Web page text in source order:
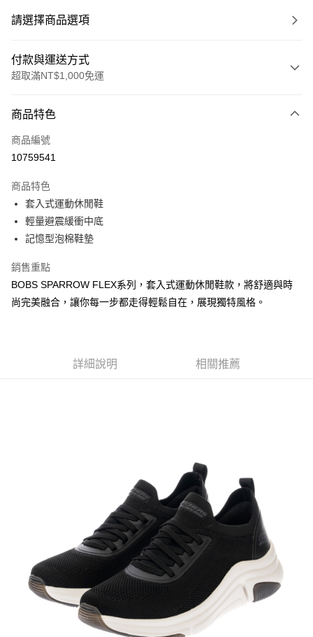
請選擇商品選項
付款與運送方式
超取滿NT$1,000免運
信用卡一次付款
超商取貨付款
運送方式
全家取貨付款
每筆NT$60，滿NT$1,000(含以上)免運費
每筆NT$60，滿NT$1,000(含以上)免運費
宅配
商品特色
商品編號
10759541
商品特色
套入式運動休閒鞋
輕量避震緩衝中底
記憶型泡棉鞋墊
銷售重點
BOBS SPARROW FLEX系列，套入式運動休閒鞋款，將舒適與時
尚完美融合，讓你每一步都走得輕鬆自在，展現獨特風格。
詳細說明 相關推薦